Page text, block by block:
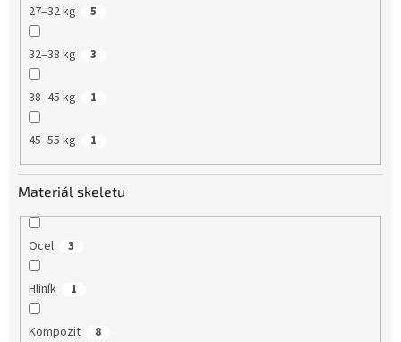
27–32 kg 5
32–38 kg 3
38–45 kg 1
45–55 kg 1
Materiál skeletu
Ocel 3
Hliník 1
Kompozit 8